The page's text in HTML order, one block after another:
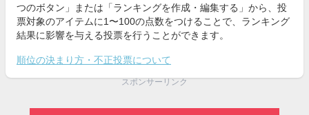
つのボタン」または「ランキングを作成・編集する」から、投
票対象のアイテムに1〜100の点数をつけることで、ランキング
結果に影響を与える投票を行うことができます。
順位の決まり方・不正投票について
スポンサーリンク